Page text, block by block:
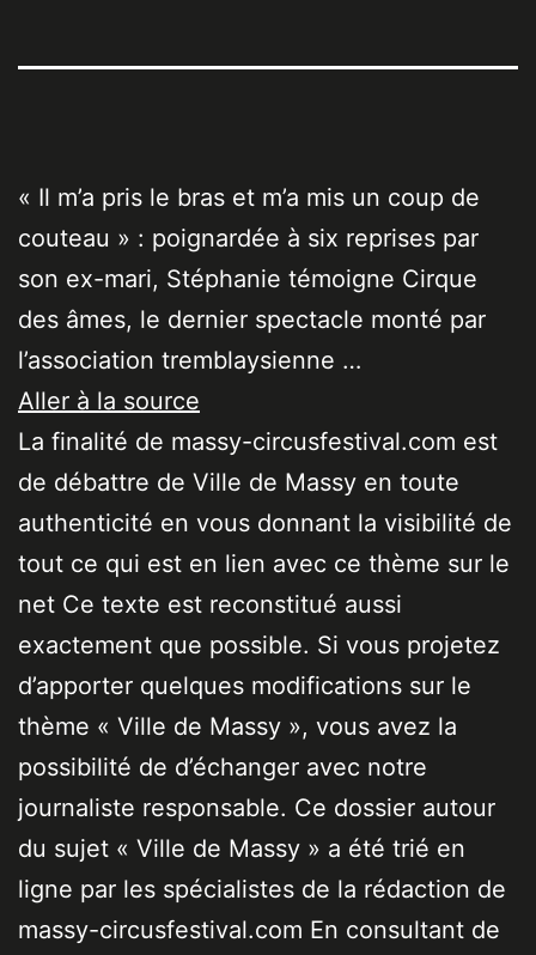
« Il m’a pris le bras et m’a mis un coup de
couteau » : poignardée à six reprises par
son ex-mari, Stéphanie témoigne Cirque
des âmes, le dernier spectacle monté par
l’association tremblaysienne …
Aller à la source
La finalité de massy-circusfestival.com est
de débattre de Ville de Massy en toute
authenticité en vous donnant la visibilité de
tout ce qui est en lien avec ce thème sur le
net Ce texte est reconstitué aussi
exactement que possible. Si vous projetez
d’apporter quelques modifications sur le
thème « Ville de Massy », vous avez la
possibilité de d’échanger avec notre
journaliste responsable. Ce dossier autour
du sujet « Ville de Massy » a été trié en
ligne par les spécialistes de la rédaction de
massy-circusfestival.com En consultant de